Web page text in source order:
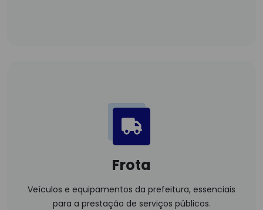
Frota
Veículos e equipamentos da prefeitura, essenciais
para a prestação de serviços públicos.